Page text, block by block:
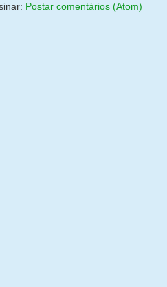
Postar comentários (Atom)